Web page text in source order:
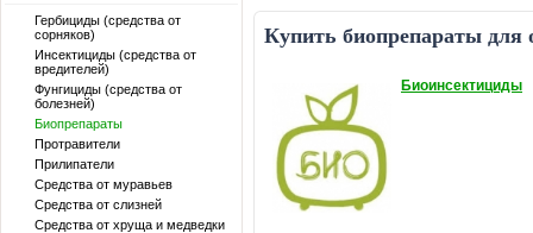
Гербициды (средства от
сорняков)
Инсектициды (средства от
вредителей)
Фунгициды (средства от
болезней)
Биопрепараты
Протравители
Прилипатели
Средства от муравьев
Средства от слизней
Средства от хруща и медведки
Купить биопрепараты для
Биоинсектициды